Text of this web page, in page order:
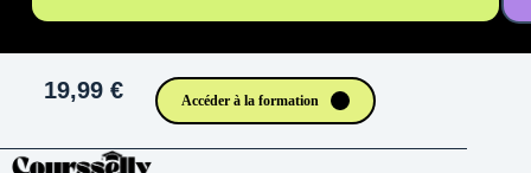
19,99 € Accéder à la formation